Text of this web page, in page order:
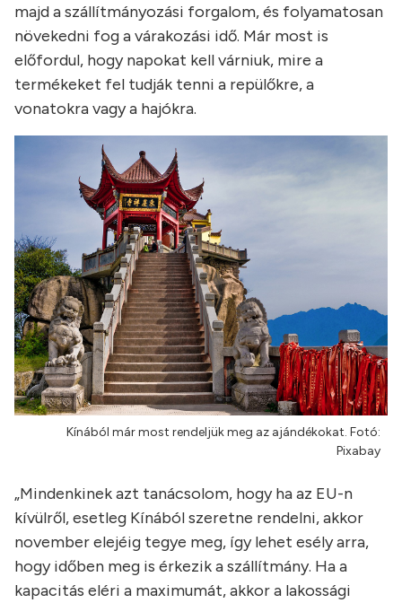
majd a szállítmányozási forgalom, és folyamatosan
növekedni fog a várakozási idő. Már most is
előfordul, hogy napokat kell várniuk, mire a
termékeket fel tudják tenni a repülőkre, a
vonatokra vagy a hajókra.
Kínából már most rendeljük meg az ajándékokat. Fotó:
Pixabay
„Mindenkinek azt tanácsolom, hogy ha az EU-n
kívülről, esetleg Kínából szeretne rendelni, akkor
november elejéig tegye meg, így lehet esély arra,
hogy időben meg is érkezik a szállítmány. Ha a
kapacitás eléri a maximumát, akkor a lakossági